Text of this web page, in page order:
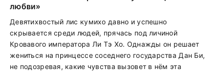
любви»
Девятихвостый лис кумихо давно и успешно
скрывается среди людей, прячась под личиной
Кровавого императора Ли Тэ Хо. Однажды он решает
жениться на принцессе соседнего государства Дан Би,
не подозревая, какие чувства вызовет в нём эта